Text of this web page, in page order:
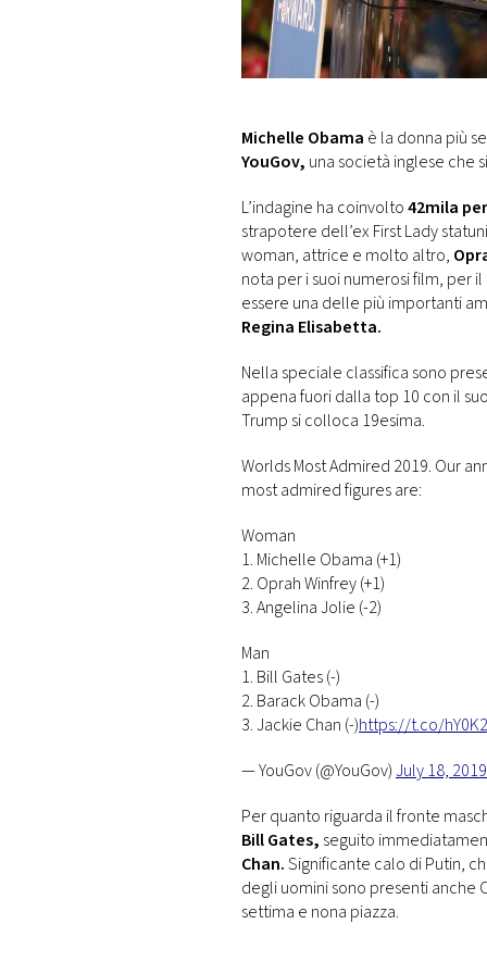
DI
MONACO
Michelle Obama è la donna più
YouGov, una società inglese che
L’indagine ha coinvolto42mila
strapotere dell’ex First Lady
woman, attrice e molto altro,
nota per i suoi numerosi film, per
essere una delle più importanti
Regina Elisabetta.
Nella speciale classifica sono
appena fuori dalla top 10 con il
Trump si colloca 19esima.
Worlds Most Admired 2019. Our
most admired figures are:
Woman
1. Michelle Obama (+1)
2. Oprah Winfrey (+1)
3. Angelina Jolie (-2)
Man
1. Bill Gates (-)
2. Barack Obama (-)
3. Jackie Chan (-)https://t.co/
— YouGov (@YouGov)July 18, 2019
Per quanto riguarda il fronte
Bill Gates, seguito
Chan.Significante calo di Putin,
degli uomini sono presenti anche
settima e nona piazza.